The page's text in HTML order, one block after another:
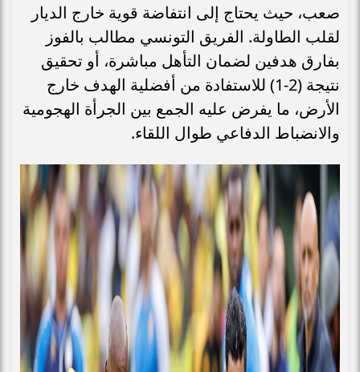
صعب، حيث يحتاج إلى انتفاضة قوية خارج الديار
لقلب الطاولة. الفريق التونسي مطالب بالفوز
بفارق هدفين لضمان التأهل مباشرة، أو تحقيق
نتيجة (2-1) للاستفادة من أفضلية الهدف خارج
الأرض، ما يفرض عليه الجمع بين الجرأة الهجومية
والانضباط الدفاعي طوال اللقاء.